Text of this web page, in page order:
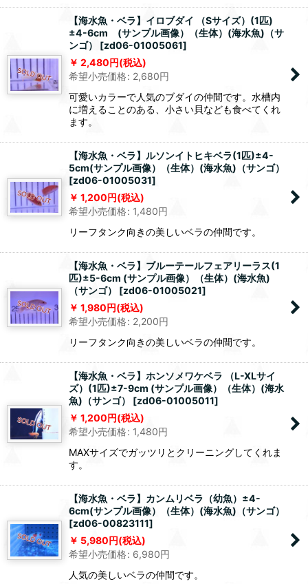
【海水魚・ベラ】イロブダイ （Sサイズ）(1匹)
±4-6cm (サンプル画像）（生体）(海水魚)（サ
ンゴ）
[zd06-01005061]
2,480円(税込)
希望小売価格: 2,680円
可愛いカラーで人気のブダイの仲間です。水槽内
に増えることのある、小さい貝なども食べてくれ
ます。
【海水魚・ベラ】ルソンイトヒキベラ(1匹)±4-
5cm(サンプル画像）（生体）(海水魚)（サンゴ）
[zd06-01005031]
1,200円(税込)
希望小売価格: 1,480円
リーフタンク向きの美しいベラの仲間です。
【海水魚・ベラ】ブルーテールフェアリーラス(1
匹)±5-6cm (サンプル画像）（生体）(海水魚)
（サンゴ）
[zd06-01005021]
1,980円(税込)
希望小売価格: 2,200円
リーフタンク向きの美しいベラの仲間です。
【海水魚・ベラ】ホンソメワケベラ （L-XLサイ
ズ）(1匹)±7-9cm (サンプル画像）（生体）(海水
魚)（サンゴ）
[zd06-01005011]
1,200円(税込)
希望小売価格: 1,480円
MAXサイズでガッツリとクリーニングしてくれま
す。
【海水魚・ベラ】カンムリベラ（幼魚）±4-
6cm(サンプル画像）（生体）(海水魚)（サンゴ）
[zd06-00823111]
5,980円(税込)
希望小売価格: 6,980円
人気の美しいベラの仲間です。